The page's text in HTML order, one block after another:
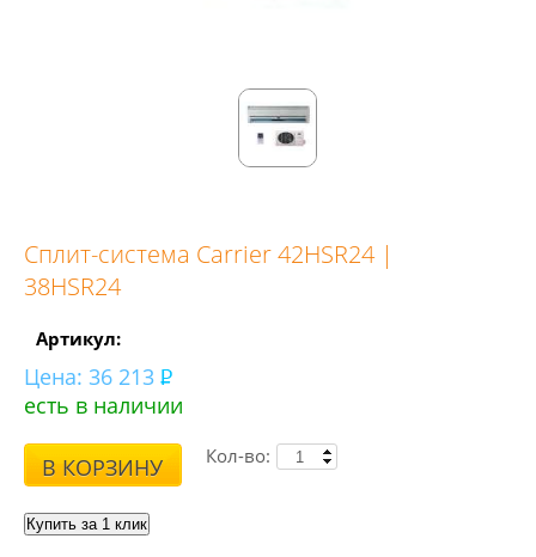
Сплит-система Carrier 42HSR24 |
38HSR24
Артикул:
Цена: 36 213
есть в наличии
В КОРЗИНУ Кол-во: